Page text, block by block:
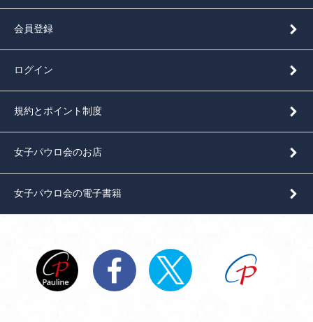
会員登録
ログイン
規約とポイント制度
女子パウロ会のお店
女子パウロ会の電子書籍